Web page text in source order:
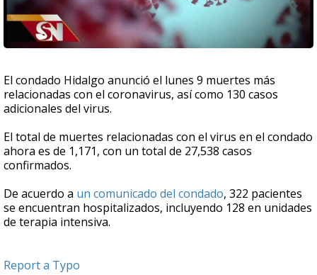
El condado Hidalgo anunció el lunes 9 muertes más
relacionadas con el coronavirus, así como 130 casos
adicionales del virus.
El total de muertes relacionadas con el virus en el condado
ahora es de 1,171, con un total de 27,538 casos
confirmados.
De acuerdo a un comunicado del condado, 322 pacientes
se encuentran hospitalizados, incluyendo 128 en unidades
de terapia intensiva.
Report a Typo